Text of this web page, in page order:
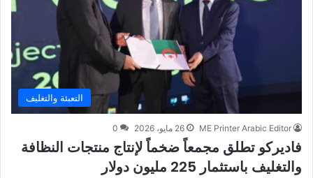
التعبئة والتغليف
ME Printer Arabic Editor 26 مايو، 2026 0
فاديركو تطلق مجمعاً ضخماً لإنتاج منتجات النظافة
والتغليف باستثمار 225 مليون دولار